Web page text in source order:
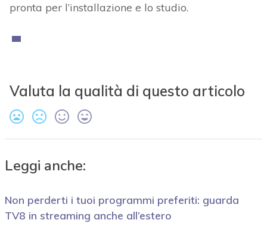
pronta per l’installazione e lo studio.
Valuta la qualità di questo articolo
Leggi anche:
Non perderti i tuoi programmi preferiti: guarda
TV8 in streaming anche all’estero